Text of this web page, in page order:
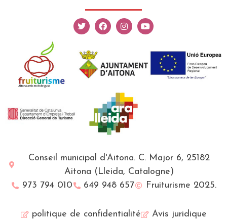
Conseil municipal d'Aitona. C. Major 6, 25182
Aitona (Lleida, Catalogne)
973 794 010
649 948 657 Fruiturisme 2025.
politique de confidentialité Avis juridique
English (UK)